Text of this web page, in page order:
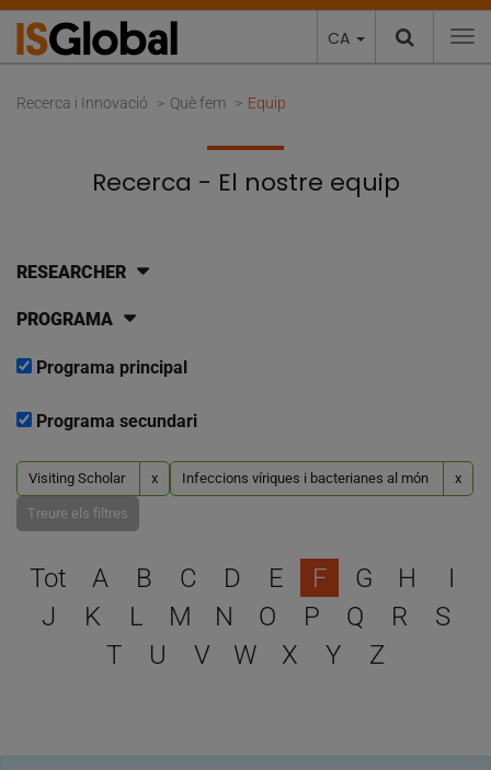
CA
Recerca i Innovació Què fem Equip
Recerca - El nostre equip
RESEARCHER
PROGRAMA
Programa principal
Programa secundari
Visiting Scholar x Infeccions víriques i bacterianes al món x
Treure els filtres
Escull una lletra per filtrar
Tot A B C D E F G H
I
J
K L M N O P Q R
S
T
U V W X Y Z